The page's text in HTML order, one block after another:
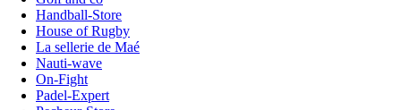
Handball-Store
House of Rugby
La sellerie de Maé
Nauti-wave
On-Fight
Padel-Expert